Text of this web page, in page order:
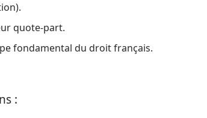
quote-part.
fondamental du droit français.
: